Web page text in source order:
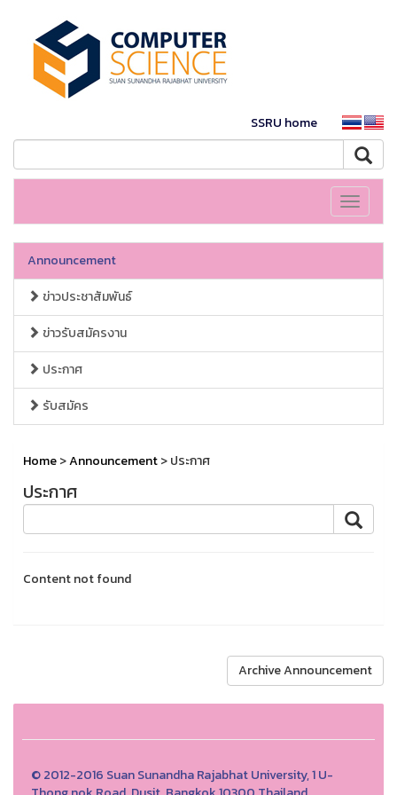
SSRU home
Toggle
Announcement
ข่าวประชาสัมพันธ์
ข่าวรับสมัครงาน
ประกาศ
รับสมัคร
Home>Announcement> ประกาศ
ประกาศ
Content not found
Archive Announcement
© 2012-2016 Suan Sunandha Rajabhat University, 1 U-